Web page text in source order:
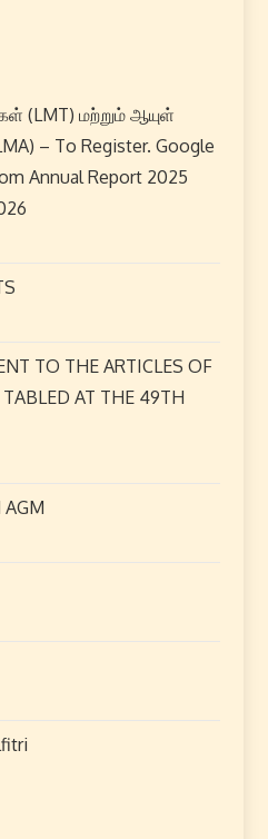
(LMT) மற்றும் ஆயுள்
– To Register. Google
Annual Report 2025
TO THE ARTICLES OF
AT THE 49TH